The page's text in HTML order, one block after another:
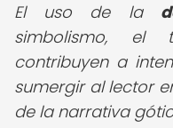
El uso de la
simbolismo,
contribuyen a
sumergir al lector
de la narrativa